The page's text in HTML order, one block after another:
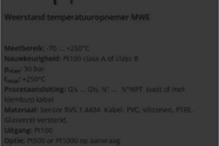
Weerstand temperatuuropnemer MWE
Meetbereik:
-70 ... +250°C
Nauwkeurigheid:
Pt100 class A of class B
p
max
t
max
+250°C
Procesaansluiting:
" ... ½"NPT (vast of met
klembus) kabel
Materiaal:
Sensor RVS 1.4404 Kabel: PVC, siliconen, PTFE,
Glasvezel versterkt.
Uitgang:
Optie:
Pt500 or Pt1000 op aanvraag